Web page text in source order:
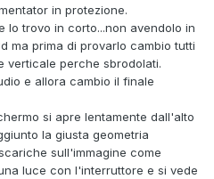
in protezione.
lo trovo in corto...non avendolo in
ma prima di provarlo cambio tutti
verticale perche sbrodolati.
e allora cambio il finale
si apre lentamente dall'alto
la giusta geometria
sull'immagine come
luce con l'interruttore e si vede